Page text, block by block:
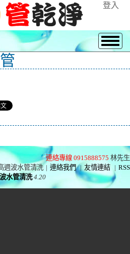
登入
連絡專線 0915888575 林先生
週波水管清洗 | 連絡我們 | 友情連結 | RSS
水管清洗 4.20